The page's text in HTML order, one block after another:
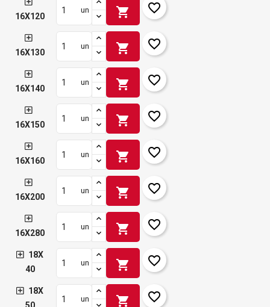
16X120
un shopping_cart favorite_border
16X130
un shopping_cart favorite_border
16X140
un shopping_cart favorite_border
16X150
un shopping_cart favorite_border
16X160
un shopping_cart favorite_border
16X200
un shopping_cart favorite_border
16X280
un shopping_cart favorite_border
18X
40
un shopping_cart favorite_border
18X
un shopping_cart favorite_border